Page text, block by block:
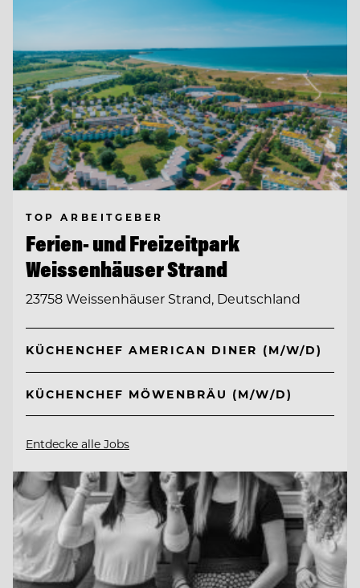
TOP ARBEITGEBER
Ferien- und Freizeitpark
Weissenhäuser Strand
23758 Weissenhäuser Strand, Deutschland
KÜCHENCHEF AMERICAN DINER (M/W/D)
KÜCHENCHEF MÖWENBRÄU (M/W/D)
Entdecke alle Jobs